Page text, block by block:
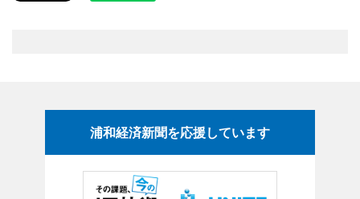
浦和経済新聞を応援しています